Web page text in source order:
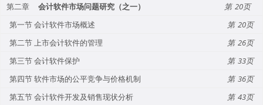
第二章
会计软件市场问题研究（之一）
20
第一节 会计软件市场概述
20
第二节 上市会计软件的管理
26
第三节 会计软件保护
33
第四节 软件市场的公平竞争与价格机制
36
第五节 会计软件开发及销售现状分析
43